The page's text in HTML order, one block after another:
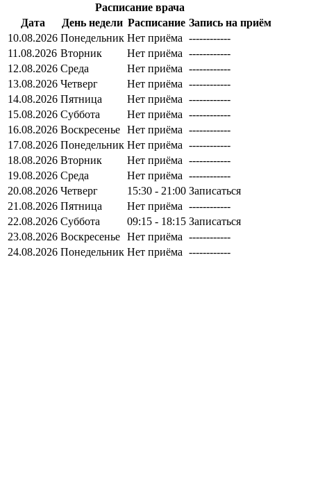
Расписание врача
Дата
День недели Расписание Запись на приём
10.08.2026 Понедельник Нет приёма ------------
11.08.2026 Вторник Нет приёма ------------
12.08.2026 Среда Нет приёма ------------
13.08.2026 Четверг Нет приёма ------------
14.08.2026 Пятница Нет приёма ------------
15.08.2026 Суббота Нет приёма ------------
16.08.2026 Воскресенье Нет приёма ------------
17.08.2026 Понедельник Нет приёма ------------
18.08.2026 Вторник Нет приёма ------------
19.08.2026 Среда Нет приёма ------------
20.08.2026 Четверг 15:30 - 21:00 Записаться
21.08.2026 Пятница Нет приёма ------------
22.08.2026 Суббота 09:15 - 18:15 Записаться
23.08.2026 Воскресенье Нет приёма ------------
24.08.2026 Понедельник Нет приёма ------------